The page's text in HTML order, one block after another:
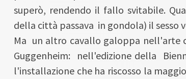
superò, rendendo il fallo svitabile.
della città passava in gondola) il sesso
Ma un altro cavallo galoppa nell'arte
Guggenheim: nell'edizione della
l'installazione che ha riscosso la